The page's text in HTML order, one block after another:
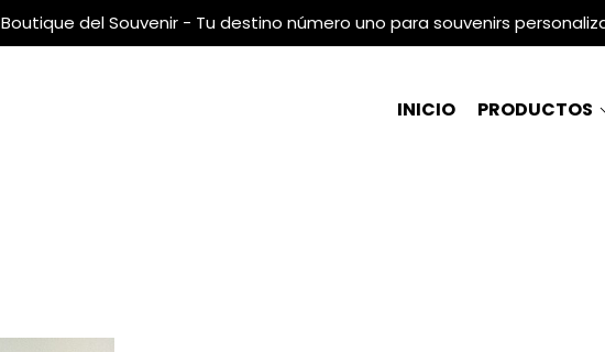
Boutique del Souvenir - Tu destino número uno para souvenirs
INICIO PRODUCTOS